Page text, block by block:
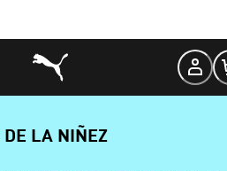
DE LA NIÑEZ